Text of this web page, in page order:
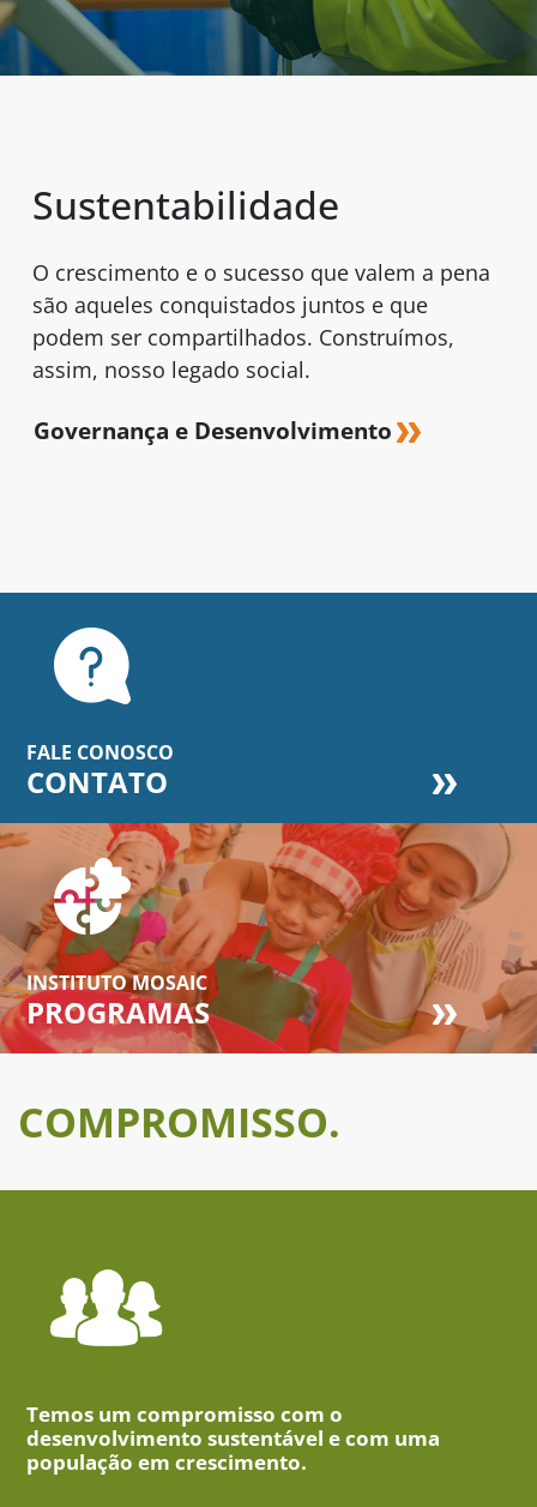
Sustentabilidade
O crescimento e o sucesso que valem a pena
são aqueles conquistados juntos e que
podem ser compartilhados. Construímos,
assim, nosso legado social.
Governança e Desenvolvimento
FALE CONOSCO
CONTATO
INSTITUTO MOSAIC
PROGRAMAS
COMPROMISSO.
Temos um compromisso com o
desenvolvimento sustentável e com uma
população em crescimento.